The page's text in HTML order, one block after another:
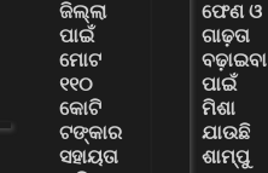
ଜିଲ୍ଲା
ପାଇଁ
ମୋଟ
୧୧୦
କୋଟି
ଟଙ୍କାର
ସହାୟତା
ଫେଣ ଓ
ଗାଢ଼ତା
ବଢ଼ାଇବା
ପାଇଁ
ମିଶା
ଯାଉଛି
ଶାମ୍ପୁ